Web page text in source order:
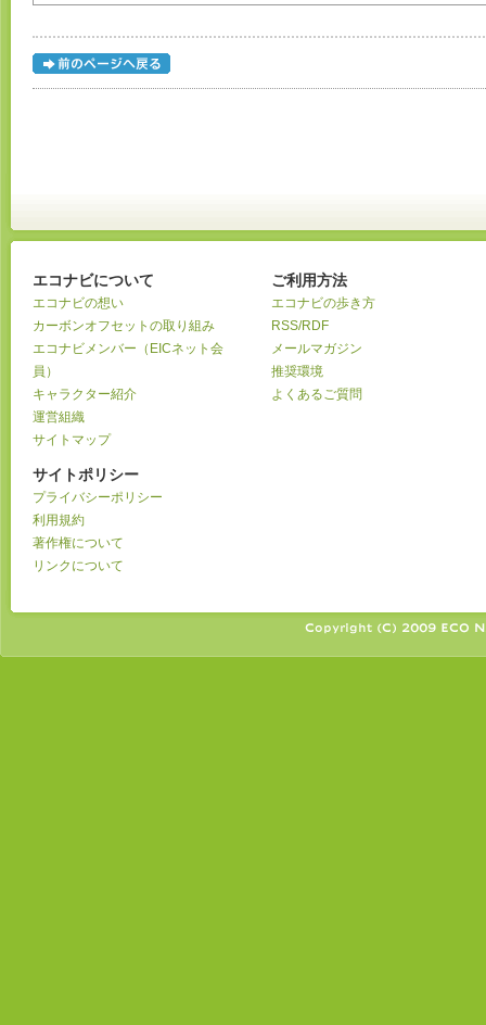
エコナビについて
エコナビの想い
カーボンオフセットの取り組み
エコナビメンバー（EICネット会
員）
キャラクター紹介
運営組織
サイトマップ
サイトポリシー
プライバシーポリシー
利用規約
著作権について
リンクについて
ご利用方法
エコナビの歩き方
RSS/RDF
メールマガジン
推奨環境
よくあるご質問